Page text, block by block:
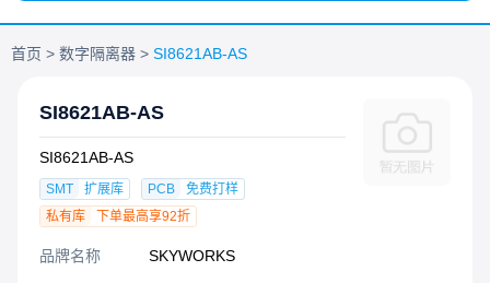
首页 数字隔离器 SI8621AB-AS
SI8621AB-AS
SI8621AB-AS
SMT 扩展库 PCB
免费打样
私有库
下单最高享92折
品牌名称 SKYWORKS